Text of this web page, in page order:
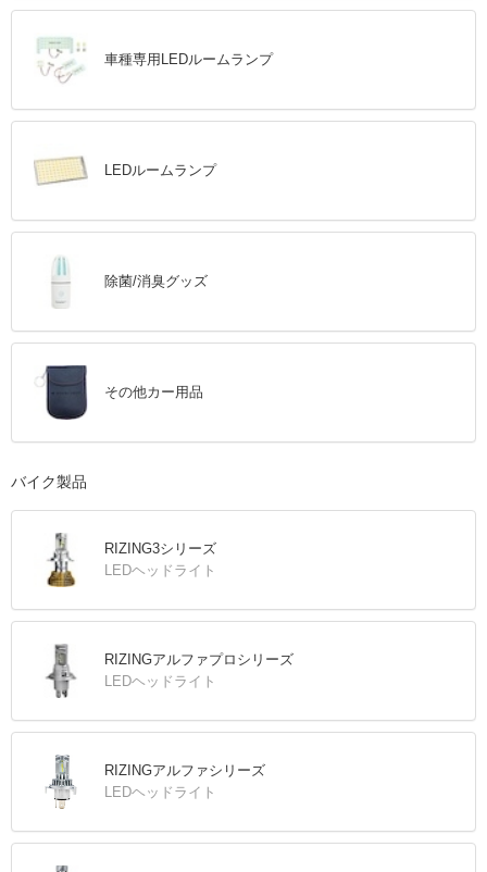
車種専用LEDルームランプ
LEDルームランプ
除菌/消臭グッズ
その他カー用品
バイク製品
RIZING3シリーズ
LEDヘッドライト
RIZINGアルファプロシリーズ
LEDヘッドライト
RIZINGアルファシリーズ
LEDヘッドライト